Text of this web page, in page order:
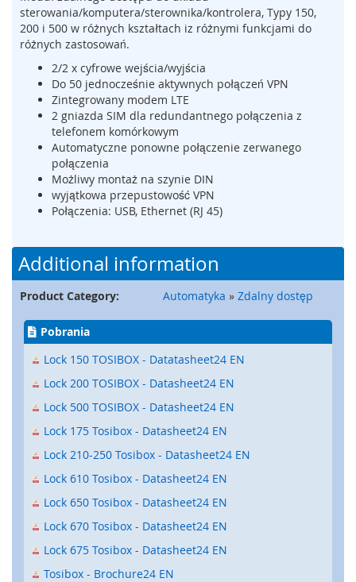
m
e
n
w
s
t
w
,
m
a
y
,
d
e
z
a
k
i
C
sterowania/komputera/sterownika/kontrolera, Typy 150,
200 i 500 w różnych kształtach iz różnymi funkcjami do
różnych zastosowań.
2/2 x cyfrowe wejścia/wyjścia
Do 50 jednocześnie aktywnych połączeń VPN
Zintegrowany modem LTE
2 gniazda SIM dla redundantnego połączenia z
telefonem komórkowym
Automatyczne ponowne połączenie zerwanego
połączenia
Możliwy montaż na szynie DIN
wyjątkowa przepustowość VPN
Połączenia: USB, Ethernet (RJ 45)
Additional information
Product Category: Automatyka » Zdalny dostęp
Pobrania
Lock 150 TOSIBOX - Datatasheet24 EN
Lock 200 TOSIBOX - Datasheet24 EN
Lock 500 TOSIBOX - Datasheet24 EN
Lock 175 Tosibox - Datasheet24 EN
Lock 210-250 Tosibox - Datasheet24 EN
Lock 610 Tosibox - Datasheet24 EN
Lock 650 Tosibox - Datasheet24 EN
Lock 670 Tosibox - Datasheet24 EN
Lock 675 Tosibox - Datasheet24 EN
Tosibox - Brochure24 EN